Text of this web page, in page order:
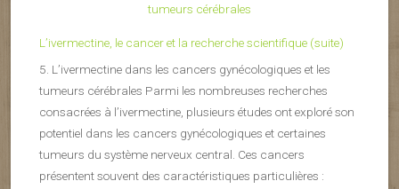
L’ivermectine, le cancer et la recherche scientifique (suite)
5. L’ivermectine dans les cancers gynécologiques et les
tumeurs cérébrales Parmi les nombreuses recherches
consacrées à l’ivermectine, plusieurs études ont exploré son
potentiel dans les cancers gynécologiques et certaines
tumeurs du système nerveux central. Ces cancers
présentent souvent des caractéristiques particulières :